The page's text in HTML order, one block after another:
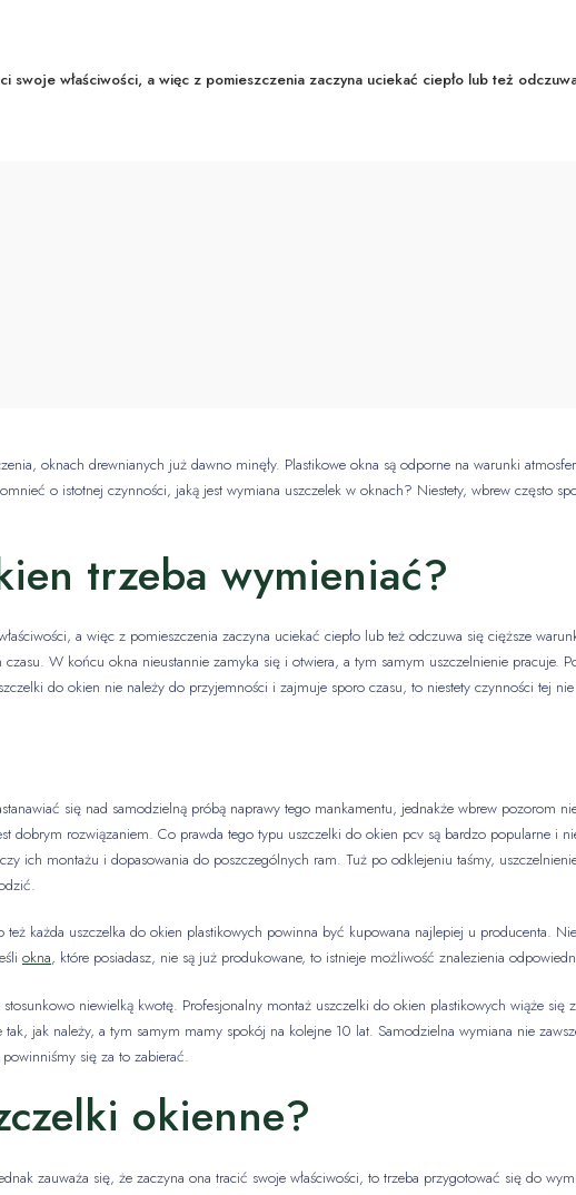
właściwości, a więc z pomieszczenia zaczyna uciekać ciepło lub też
oknach drewnianych już dawno minęły. Plastikowe okna są odporne na warunki
o istotnej czynności, jaką jest wymiana uszczelek w oknach? Niestety, wbrew często
trzeba wymieniać?
a więc z pomieszczenia zaczyna uciekać ciepło lub też odczuwa się cięższe
W końcu okna nieustannie zamyka się i otwiera, a tym samym uszczelnienie pracuje.
do okien nie należy do przyjemności i zajmuje sporo czasu, to niestety czynności tej
się nad samodzielną próbą naprawy tego mankamentu, jednakże wbrew pozorom
dobrym rozwiązaniem. Co prawda tego typu uszczelki do okien pcv są bardzo popularne i
ich montażu i dopasowania do poszczególnych ram. Tuż po odklejeniu taśmy,
każda uszczelka do okien plastikowych powinna być kupowana najlepiej u producenta.
okna, które posiadasz, nie są już produkowane, to istnieje możliwość znalezienia
niewielką kwotę. Profesjonalny montaż uszczelki do okien plastikowych wiąże się
jak należy, a tym samym mamy spokój na kolejne 10 lat. Samodzielna wymiana nie
się za to zabierać.
okienne?
zauważa się, że zaczyna ona tracić swoje właściwości, to trzeba przygotować się do